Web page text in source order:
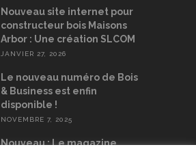
Nouveau site internet pour
constructeur bois Maisons
Arbor : Une création SLCOM
JANVIER 27, 2026
Le nouveau numéro de Bois
& Business est enfin
disponible !
NOVEMBRE 7, 2025
Nouveau : Le magazine